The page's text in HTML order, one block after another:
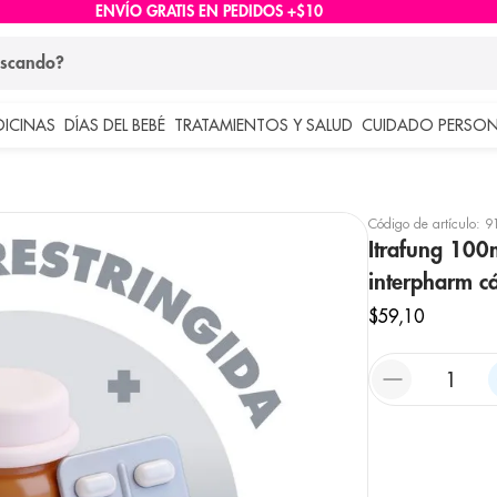
ENVÍO GRATIS EN PEDIDOS +$10
DÍAS DEL BEBÉ TRATAMIENTOS Y SALUD CUIDADO
Código de artículo:
Itrafung
interpharm
$59,10
buscados